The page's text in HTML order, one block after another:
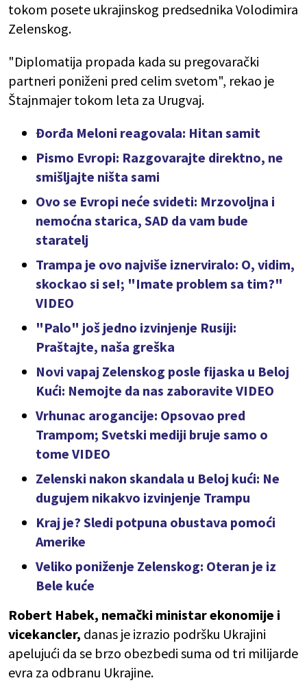
tokom posete ukrajinskog predsednika Volodimira
Zelenskog.
"Diplomatija propada kada su pregovarački
partneri poniženi pred celim svetom", rekao je
Štajnmajer tokom leta za Urugvaj.
Đorđa Meloni reagovala: Hitan samit
Pismo Evropi: Razgovarajte direktno, ne
smišljajte ništa sami
Ovo se Evropi neće svideti: Mrzovoljna i
nemoćna starica, SAD da vam bude
staratelj
Trampa je ovo najviše iznerviralo: O, vidim,
skockao si se!; "Imate problem sa tim?"
VIDEO
"Palo" još jedno izvinjenje Rusiji:
Praštajte, naša greška
Novi vapaj Zelenskog posle fijaska u Beloj
Kući: Nemojte da nas zaboravite VIDEO
Vrhunac arogancije: Opsovao pred
Trampom; Svetski mediji bruje samo o
tome VIDEO
Zelenski nakon skandala u Beloj kući: Ne
dugujem nikakvo izvinjenje Trampu
Kraj je? Sledi potpuna obustava pomoći
Amerike
Veliko poniženje Zelenskog: Oteran je iz
Bele kuće
Robert Habek, nemački ministar ekonomije i
vicekancler, danas je izrazio podršku Ukrajini
apelujući da se brzo obezbedi suma od tri milijarde
evra za odbranu Ukrajine.